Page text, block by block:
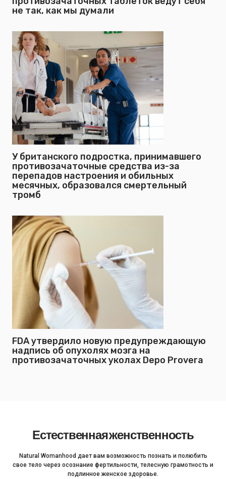
не так, как мы думали
У британского подростка, принимавшего
противозачаточные средства из-за
перепадов настроения и обильных
месячных, образовался смертельный
тромб
FDA утвердило новую предупреждающую
надпись об опухолях мозга на
противозачаточных уколах Depo Provera
Естественная женственность
Natural Womanhood дает вам возможность познать и полюбить
свое тело через осознание фертильности, телесную грамотность и
подлинное женское здоровье.